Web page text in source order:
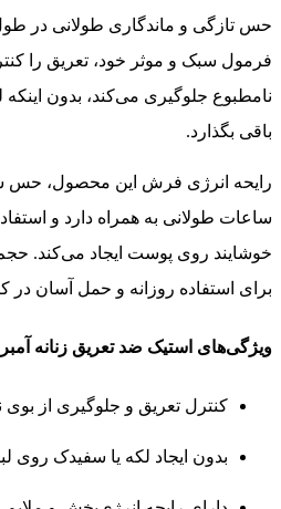
حس تازگی و ماندگاری طولانی در
فرمول سبک و موثر خود، تعریق را
نامطبوع جلوگیری می‌کند، بدون
باقی بگذارد.
رایحه انرژی فرش این محصول، حس
ساعات طولانی به همراه دارد و
برای استفاده روزانه و حمل آسان
ویژگی‌های استیک ضد تعریق زنانه آمبرلا
کنترل تعریق و جلوگیری از بوی
بدون ایجاد لکه یا سفیدک روی